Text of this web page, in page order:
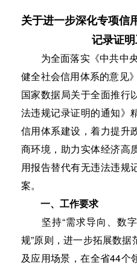
关于进一步深化专项信
记录证
为全面落实《中共中央
健全社会信用体系的意见
国家数据局关于全面推行
法违规记录证明的通知》
信用体系建设，着力提升
商环境，助力实体经济高
用报告替代有无违法违规
案。
一、工作要求
坚持“需求导向、数字
规”原则，进一步拓展数
及应用场景，在全省44个